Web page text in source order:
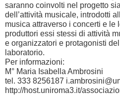
saranno coinvolti nel progetto
dell’attività musicale, introdotti
musica attraverso i concerti e le
produttori essi stessi di attività
e organizzatori e protagonisti
laboratorio.
Per informazioni:
M° Maria Isabella Ambrosini
tel. 333 8256187
http://host.uniroma3.it/